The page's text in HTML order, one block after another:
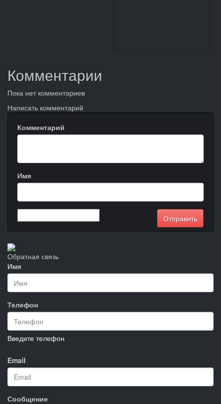
Комментарии
Пока нет комментариев
Написать комментарий
Комментарий
Имя
Обратная связь
Имя
Телефон
Введите телефон
Email
Сообщение